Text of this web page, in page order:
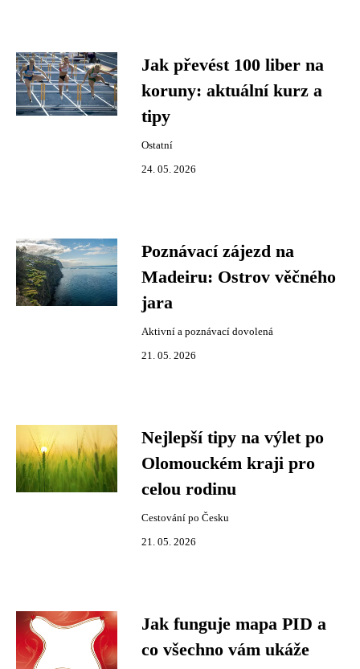
Jak převést 100 liber na
koruny: aktuální kurz a
tipy
Ostatní
24. 05. 2026
Poznávací zájezd na
Madeiru: Ostrov věčného
jara
Aktivní a poznávací dovolená
21. 05. 2026
Nejlepší tipy na výlet po
Olomouckém kraji pro
celou rodinu
Cestování po Česku
21. 05. 2026
Jak funguje mapa PID a
co všechno vám ukáže